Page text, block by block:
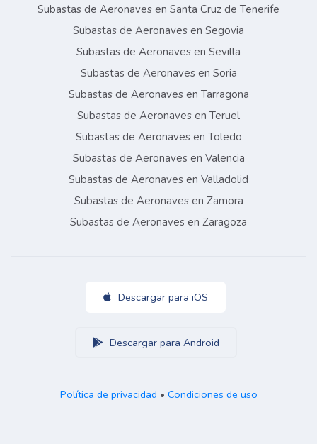
Subastas de Aeronaves en Santa Cruz de Tenerife
Subastas de Aeronaves en Segovia
Subastas de Aeronaves en Sevilla
Subastas de Aeronaves en Soria
Subastas de Aeronaves en Tarragona
Subastas de Aeronaves en Teruel
Subastas de Aeronaves en Toledo
Subastas de Aeronaves en Valencia
Subastas de Aeronaves en Valladolid
Subastas de Aeronaves en Zamora
Subastas de Aeronaves en Zaragoza
Descargar para iOS
Descargar para Android
Política de privacidad • Condiciones de uso